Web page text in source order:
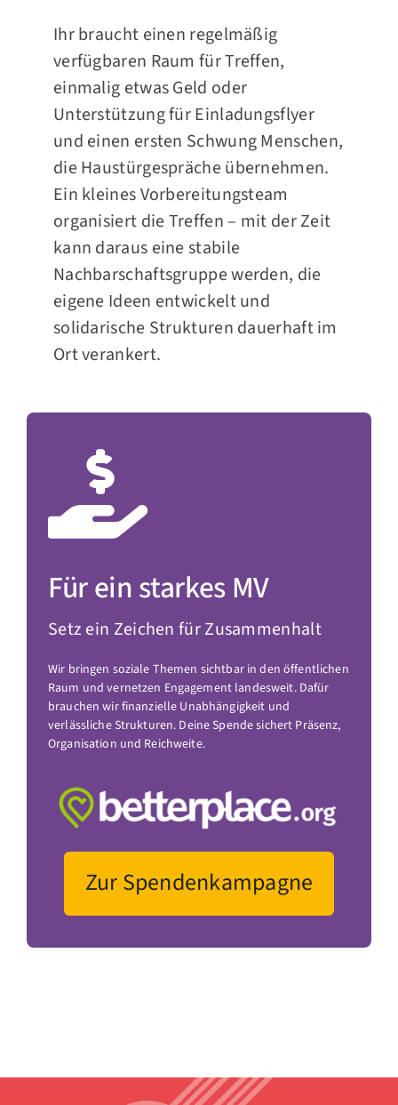
Ihr braucht einen regelmäßig
verfügbaren Raum für Treffen,
einmalig etwas Geld oder
Unterstützung für Einladungsflyer
und einen ersten Schwung Menschen,
die Haustürgespräche übernehmen.
Ein kleines Vorbereitungsteam
organisiert die Treffen – mit der Zeit
kann daraus eine stabile
Nachbarschaftsgruppe werden, die
eigene Ideen entwickelt und
solidarische Strukturen dauerhaft im
Ort verankert.
Für ein starkes MV
Setz ein Zeichen für Zusammenhalt
Wir bringen soziale Themen sichtbar in den öffentlichen
Raum und vernetzen Engagement landesweit. Dafür
brauchen wir finanzielle Unabhängigkeit und
verlässliche Strukturen. Deine Spende sichert Präsenz,
Organisation und Reichweite.
Zur Spendenkampagne